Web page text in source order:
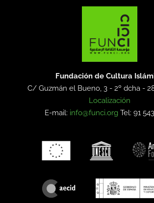
Fundación de Cultura
C/ Guzmán el Bueno, 3 - 2º dcha -
Localización
E-mail: info@funci.org Tel: 91